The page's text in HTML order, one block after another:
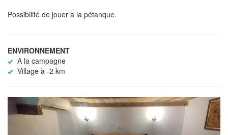
Possibilité de jouer à la pétanque.
ENVIRONNEMENT
A la campagne
Village à -2 km